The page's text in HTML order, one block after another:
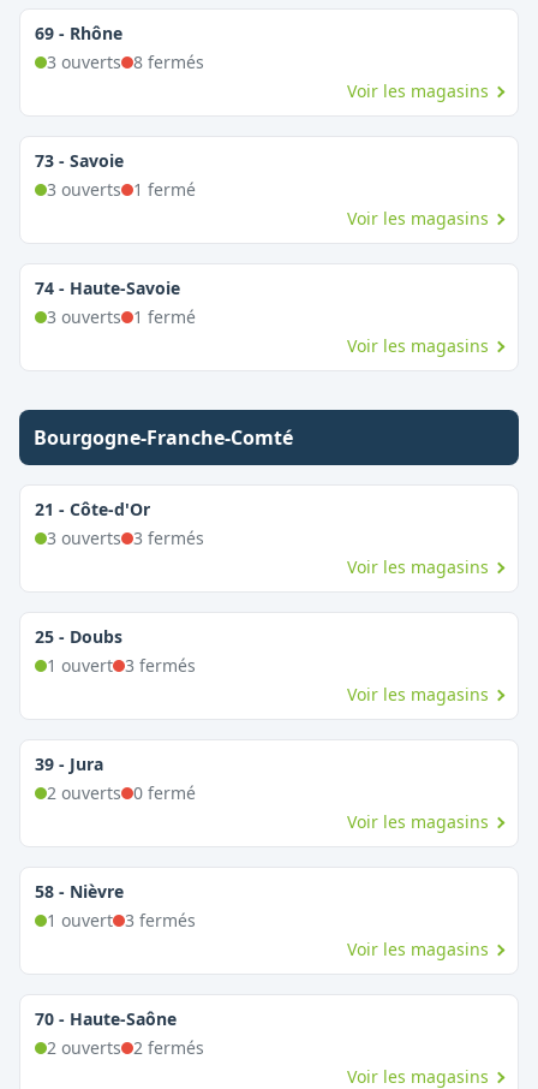
69 - Rhône
3 ouverts 8fermés
Voir les magasins
73 - Savoie
3 ouverts 1 fermé
Voir les magasins
74 - Haute-Savoie
3 ouverts 1 fermé
Voir les magasins
Bourgogne-Franche-Comté
21 - Côte-d'Or
3 ouverts 3 fermés
Voir les magasins
25 - Doubs
1 ouvert 3 fermés
Voir les magasins
39 - Jura
2ouverts 0fermé
Voir les magasins
58 - Nièvre
1 ouvert 3 fermés
Voir les magasins
70 - Haute-Saône
2ouverts 2fermés
Voir les magasins